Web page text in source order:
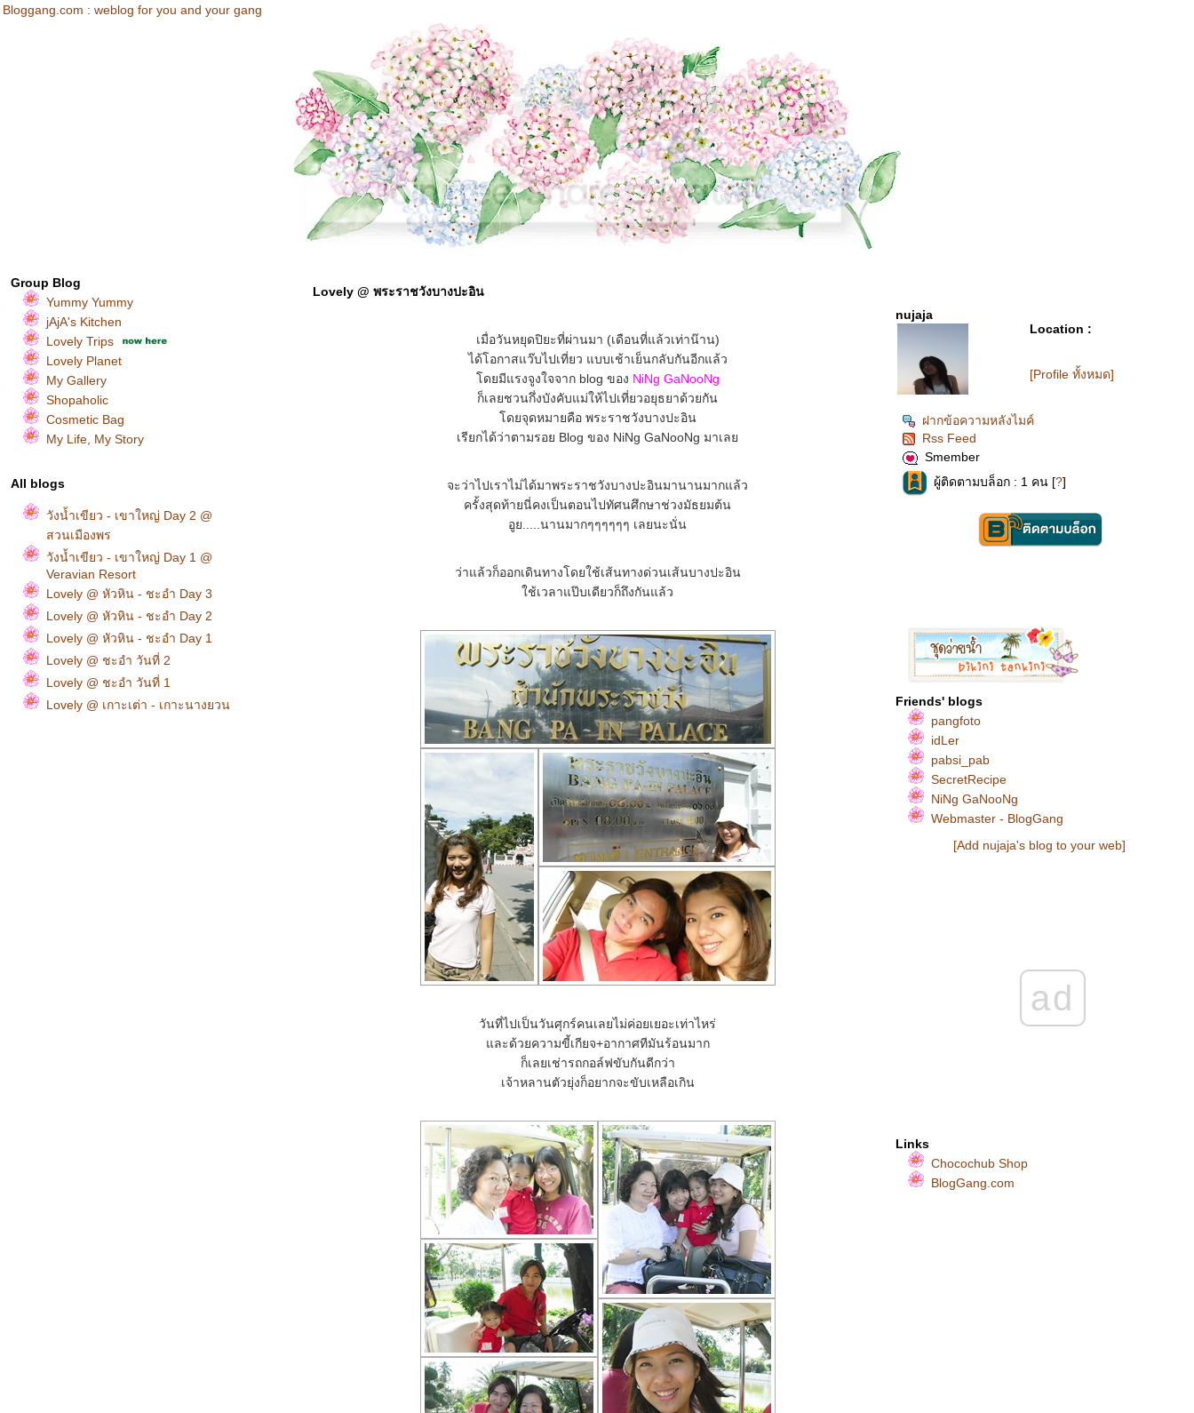
Bloggang.com : weblog for you and your gang
Group Blog
Yummy Yummy
jAjA's Kitchen
Lovely Trips
Lovely Planet
My Gallery
Shopaholic
Cosmetic Bag
My Life, My Story
All blogs
วังน้ำเขียว - เขาใหญ่ Day 2 @
สวนเมืองพร
วังน้ำเขียว - เขาใหญ่ Day 1 @
Veravian Resort
Lovely @ หัวหิน - ชะอำ Day 3
Lovely @ หัวหิน - ชะอำ Day 2
Lovely @ หัวหิน - ชะอำ Day 1
Lovely @ ชะอำ วันที่ 2
Lovely @ ชะอำ วันที่ 1
Lovely @ เกาะเต่า - เกาะนางยวน
Lovely @ พระราชวังบางปะอิน
เมื่อวันหยุดปิยะที่ผ่านมา (เดือนที่แล้วเท่าน๊าน)
ได้โอกาสแว๊บไปเที่ยว แบบเช้าเย็นกลับกันอีกแล้ว
ดยมีแรงจูงใจจาก blog ของ NiNg GaNooNg
ก็เลยชวนกึ่งบังคับแม่ให้ไปเที่ยวอยุธยาด้วยกัน
ดยจุดหมายคือ พระราชวังบางปะอิน
เรียกได้ว่าตามรอย Blog ของ NiNg GaNooNg มาเล
จะว่าไปเราไม่ได้มาพระราชวังบางปะอินมานานมากแล้ว
ครั้งสุดท้ายนี่คงเป็นตอนไปทัศนศึกษาช่วงมัธยมต้น
อูย.....นานมากๆๆๆๆๆๆ เลยนะนั่น
ว่าแล้วก็ออกเดินทางโดยใช้เส้นทางด่วนเส้นบางปะอิน
ช้เวลาแป๊บเดียวก็ถึงกันแล้ว
วันที่ไปเป็นวันศุกร์คนเลยไม่ค่อยเยอะเท่าไหร่
ละด้วยความขี้เกียจ+อากาศทีมันร้อนมาก
ก็เลยเช่ารถกอล์ฟขับกันดีกว่า
เจ้าหลานตัวยุ่งก็อยากจะขับเหลือเกิน
nujaja
Location :
[Profile ทั้งหมด]
ฝากข้อความหลังไมค์
Rss Feed
Smember
ผู้ติดตามบล็อก : 1 คน [?]
Friends' blogs
pangfoto
idLer
pabsi_pab
SecretRecipe
NiNg GaNooNg
Webmaster - BlogGang
[Add nujaja's blog to your web]
ad
Links
Chocochub Shop
BlogGang.com